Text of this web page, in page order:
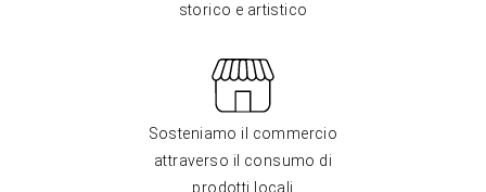
storico e artistico
Sosteniamo il commercio
attraverso il consumo di
prodotti locali